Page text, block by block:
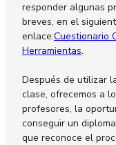
responder algunas
breves, en el
enlace:Cuestionario
Herramientas.
Después de utilizar
clase, ofrecemos a
profesores, la
conseguir un
que reconoce el